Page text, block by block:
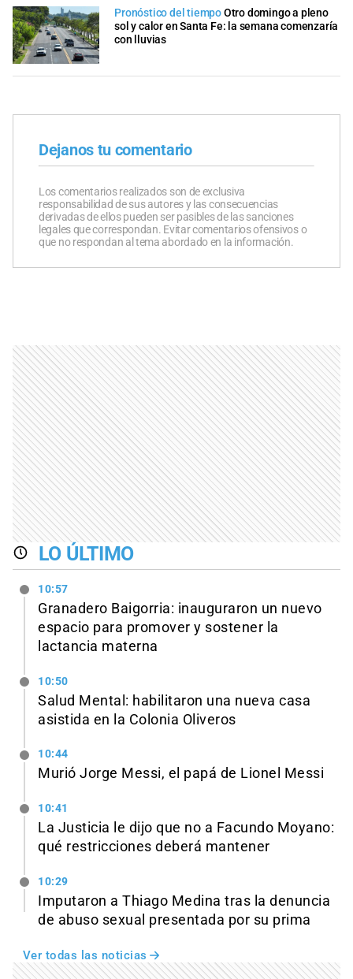
Pronóstico del tiempoOtro domingo a pleno
sol y calor en Santa Fe: la semana comenzaría
con lluvias
Dejanos tu comentario
Los comentarios realizados son de exclusiva
responsabilidad de sus autores y las consecuencias
derivadas de ellos pueden ser pasibles de las sanciones
legales que correspondan. Evitar comentarios ofensivos o
que no respondan al tema abordado en la información.
LO ÚLTIMO
10:57
Granadero Baigorria: inauguraron un nuevo
espacio para promover y sostener la
lactancia materna
10:50
Salud Mental: habilitaron una nueva casa
asistida en la Colonia Oliveros
10:44
Murió Jorge Messi, el papá de Lionel Messi
10:41
La Justicia le dijo que no a Facundo Moyano:
qué restricciones deberá mantener
10:29
Imputaron a Thiago Medina tras la denuncia
de abuso sexual presentada por su prima
Ver todas las noticias